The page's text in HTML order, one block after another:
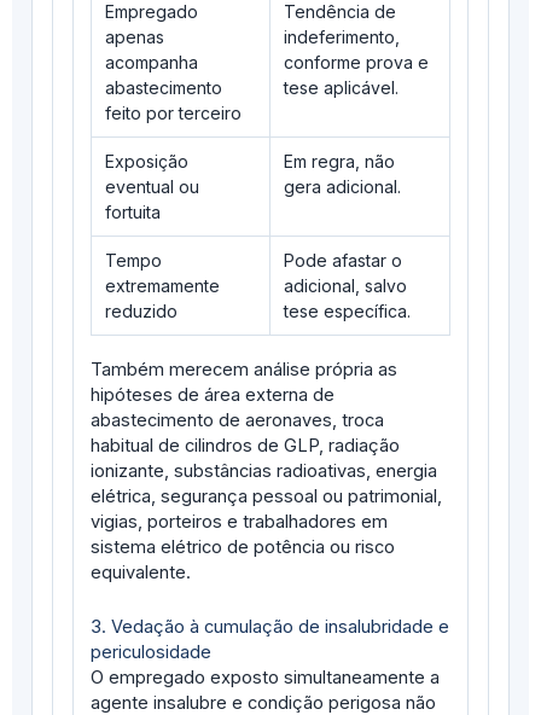
Empregado
apenas
acompanha
abastecimento
feito por terceiro
Tendência de
indeferimento,
conforme prova e
tese aplicável.
Exposição
eventual ou
fortuita
Em regra, não
gera adicional.
Tempo
extremamente
reduzido
Pode afastar o
adicional, salvo
tese específica.
Também merecem análise própria as
hipóteses de área externa de
abastecimento de aeronaves, troca
habitual de cilindros de GLP, radiação
ionizante, substâncias radioativas, energia
elétrica, segurança pessoal ou patrimonial,
vigias, porteiros e trabalhadores em
sistema elétrico de potência ou risco
equivalente.
3. Vedação à cumulação de insalubridade e
periculosidade
O empregado exposto simultaneamente a
agente insalubre e condição perigosa não